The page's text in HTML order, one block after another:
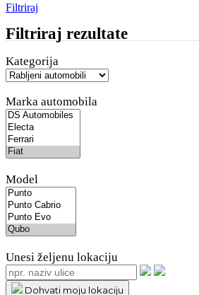
Filtriraj
Filtriraj rezultate
Kategorija
Marka automobila
Model
Unesi željenu lokaciju
Dohvati moju lokaciju